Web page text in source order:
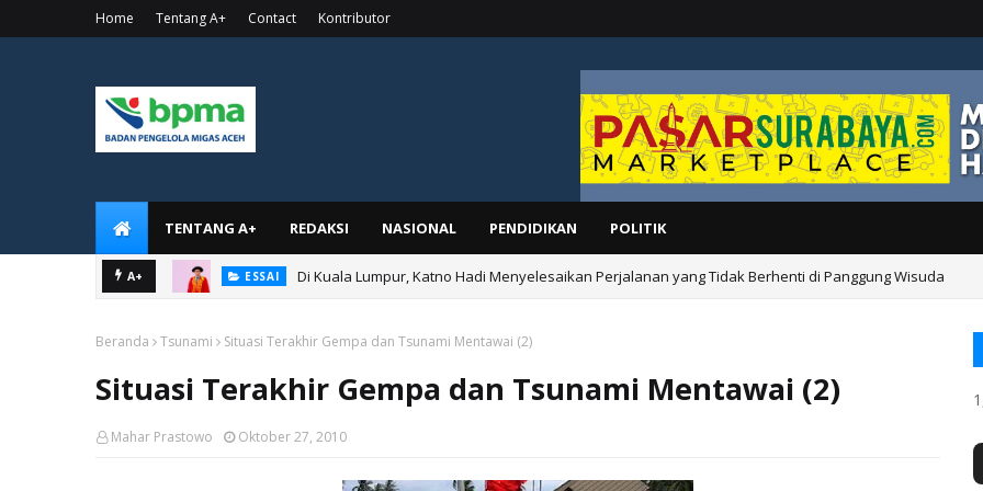
Home Tentang A+ Contact Kontributor
TENTANG A+ REDAKSI NASIONAL PENDIDIKAN POLITIK
A+ ESSAI Di Kuala Lumpur, Katno Hadi Menyelesaikan Perjalanan yang Tidak Berhenti di Panggung Wisuda
Beranda Tsunami Situasi Terakhir Gempa dan Tsunami Mentawai (2)
Situasi Terakhir Gempa dan Tsunami Mentawai (2)
Mahar Prastowo Oktober 27, 2010